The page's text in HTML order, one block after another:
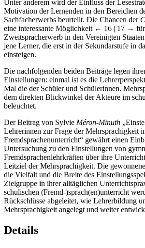
Unter anderem wird der Einfluss der
Motivation der Lernenden in den Bereichen
Sachfacherwerbs beurteilt. Die Chancen der
eine interessante Möglichkeit ← 16 | 17 →
Zweitspracherwerb in den Vereinigten
jene Lerner, die erst in der Sekundarstufe in
einsteigen.
Die nachfolgenden beiden Beiträge legen
Einstellungen: einmal ist es die
Mal die der Schüler und Schülerinnen.
dem direkten Blickwinkel der Akteure im
beleuchtet.
Der Beitrag von Sylvie Méron-Minuth
Lehrerinnen zur Frage der Mehrsprachigkeit
Fremdsprachenunterricht“ gewährt einen
Untersuchung zu den Einstellungen von
Fremdsprachenlehrkräften über ihre
Leitziel der Mehrsprachigkeit. Die
die Vielfalt und die Breite des
Zielgruppe in ihrer alltäglichen
schulischen (Fremd-)sprach(en)unterricht
Rückschlüsse abgeleitet, wie Lehrerbildung
Mehrsprachigkeit angelegt und weiter
Details